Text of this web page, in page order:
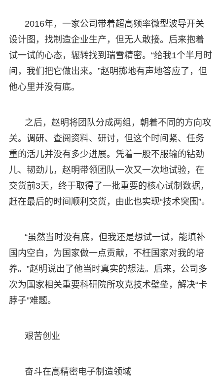
2016年，一家公司带着超高频率微型波导开关
设计图，找制造企业生产，但无人敢接。后来抱着
试一试的心态，辗转找到瑞雪精密。“给我1个半月时
间，我们把它做出来。”赵明掷地有声地答应了，但
他心里并没有底。
之后，赵明将团队分成两组，朝着不同的方向攻
关。调研、查阅资料、研讨，但这个时间紧、任务
重的活儿并没有多少进展。凭着一股不服输的钻劲
儿、韧劲儿，赵明带领团队一次又一次地试验，在
交货前3天，终于取得了一批重要的核心试制数据，
赶在最后的时间顺利交货，由此也实现“技术突围”。
“虽然当时没有底，但我还是想试一试，能填补
国内空白，为国家做一点贡献，不枉国家对我的培
养。”赵明说出了他当时真实的想法。后来，公司多
次为国家相关重要科研院所攻克技术壁垒，解决“卡
脖子”难题。
艰苦创业
奋斗在高精密电子制造领域